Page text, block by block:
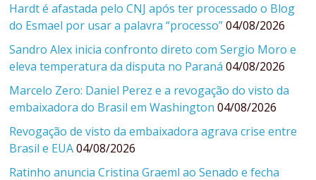
Hardt é afastada pelo CNJ após ter processado o Blog
do Esmael por usar a palavra “processo” 04/08/2026
Sandro Alex inicia confronto direto com Sergio Moro e
eleva temperatura da disputa no Paraná 04/08/2026
Marcelo Zero: Daniel Perez e a revogação do visto da
embaixadora do Brasil em Washington 04/08/2026
Revogação de visto da embaixadora agrava crise entre
Brasil e EUA 04/08/2026
Ratinho anuncia Cristina Graeml ao Senado e fecha